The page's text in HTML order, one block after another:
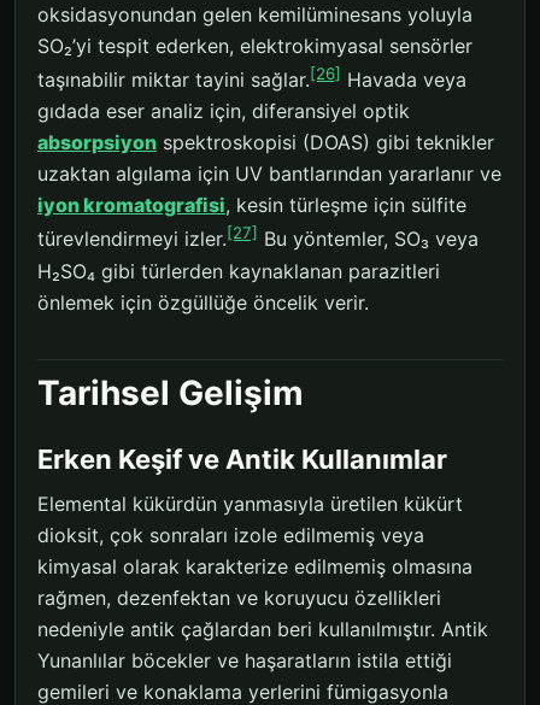
oksidasyonundan gelen kemilüminesans yoluyla
SO₂’yi tespit ederken, elektrokimyasal sensörler
taşınabilir miktar tayini sağlar.[26] Havada veya
gıdada eser analiz için, diferansiyel optik
absorpsiyon spektroskopisi (DOAS) gibi teknikler
uzaktan algılama için UV bantlarından yararlanır ve
iyon kromatografisi, kesin türleşme için sülfite
türevlendirmeyi izler.[27] Bu yöntemler, SO₃ veya
H₂SO₄ gibi türlerden kaynaklanan parazitleri
önlemek için özgüllüğe öncelik verir.
Tarihsel Gelişim
Erken Keşif ve Antik Kullanımlar
Elemental kükürdün yanmasıyla üretilen kükürt
dioksit, çok sonraları izole edilmemiş veya
kimyasal olarak karakterize edilmemiş olmasına
rağmen, dezenfektan ve koruyucu özellikleri
nedeniyle antik çağlardan beri kullanılmıştır. Antik
Yunanlılar böcekler ve haşaratların istila ettiği
gemileri ve konaklama yerlerini fümigasyonla